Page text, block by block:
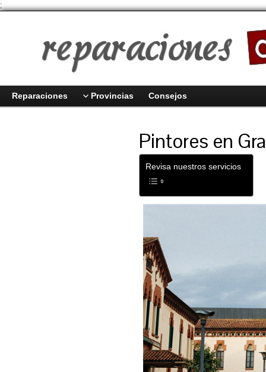
;
Reparaciones Provincias Consejos
Pintores en
Revisa nuestros servicios